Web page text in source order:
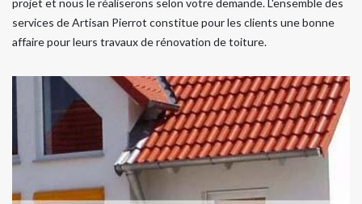
projet et nous le réaliserons selon votre demande. L'ensemble des
services de Artisan Pierrot constitue pour les clients une bonne
affaire pour leurs travaux de rénovation de toiture.